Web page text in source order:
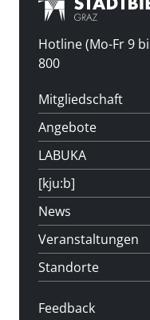
Hotline (Mo-Fr 9
800
Mitgliedschaft
Angebote
LABUKA
[kju:b]
News
Veranstaltungen
Standorte
Feedback